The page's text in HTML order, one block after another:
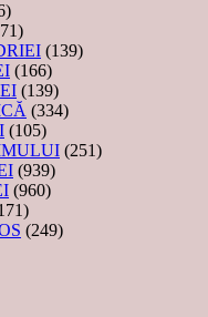
(139)
(166)
(139)
(334)
(105)
(251)
(939)
(960)
(249)